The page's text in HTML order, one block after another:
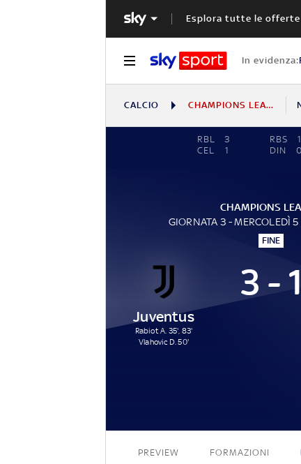
Esplora tutte le offerte
In evidenza:
CALCIO CHAMPIONS LEAGUE
RBL
3
CEL
1
RBS
1
DIN
0
CHAMPIONS
GIORNATA 3 - MERCOLEDÌ
FINE
Juventus
Rabiot A. 35', 83'
Vlahovic D. 50'
3 - 1
PREVIEW FORMAZIONI